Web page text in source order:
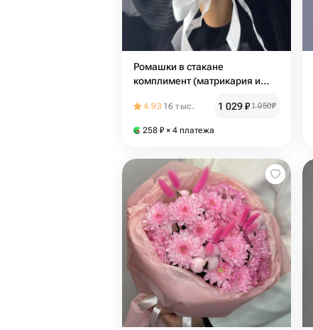
Ромашки в стакане
комплимент (матрикария и
4.93 16 тыс. 1 029₽1 050₽
258 ₽ × 4 платежа